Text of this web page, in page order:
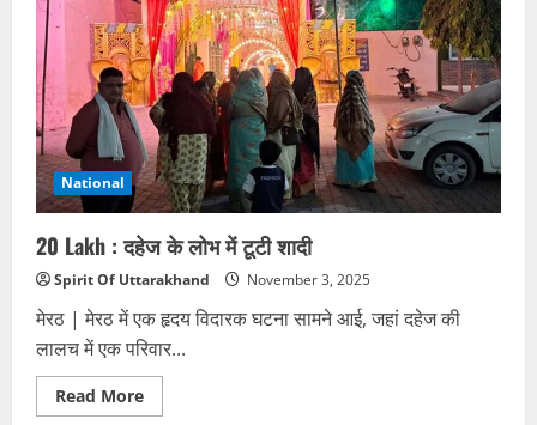
National
20 Lakh : दहेज के लोभ में टूटी शादी
Spirit Of Uttarakhand November 3, 2025
मेरठ | मेरठ में एक हृदय विदारक घटना सामने आई, जहां दहेज की
लालच में एक परिवार...
Read MoreRead
more